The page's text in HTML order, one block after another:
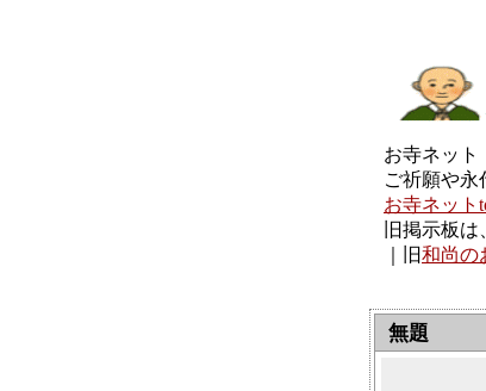
お寺ネッ
ご祈願や永
お寺ネット
旧掲示板
｜旧和尚の
無題